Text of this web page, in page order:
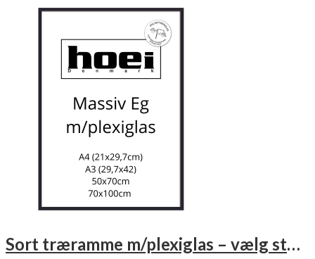
Sort træramme m/plexiglas – vælg størrelse